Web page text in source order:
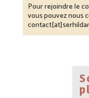
Pour rejoindre le
vous pouvez nous